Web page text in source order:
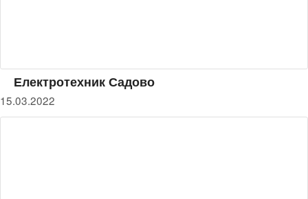
Електротехник Садово
15.03.2022